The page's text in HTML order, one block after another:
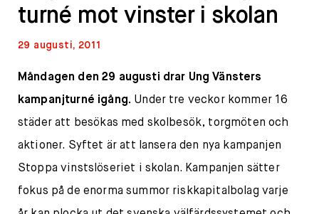
turné mot vinster i skolan
29 augusti, 2011
Måndagen den 29 augusti drar Ung Vänsters
kampanjturné igång. Under tre veckor kommer 16
städer att besökas med skolbesök, torgmöten och
aktioner. Syftet är att lansera den nya kampanjen
Stoppa vinstslöseriet i skolan. Kampanjen sätter
fokus på de enorma summor riskkapitalbolag varje